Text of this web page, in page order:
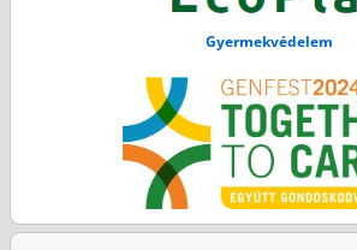
Gyermekvédelem